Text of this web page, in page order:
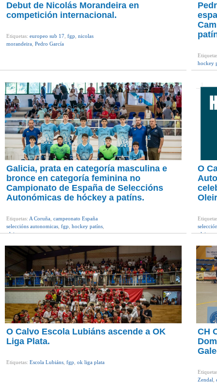
Debut de Nicolás Morandeira en
competición internacional.
Etiquetas: europeo sub 17 fgp nicolas
morandeira Pedro García
hockey
Galicia, prata en categoría masculina e
bronce en categoría feminina no
Campionato de España de Seleccións
Autonómicas de hóckey a patíns.
Etiquetas: A Coruña campeonato España
seleccións autonomicas fgp hockey patíns
oleiros
O
oleiros
O Calvo Escola Lubiáns ascende a OK
Liga Plata.
Etiquetas: Escola Lubiáns fgp ok liga plata
CH
Zendal